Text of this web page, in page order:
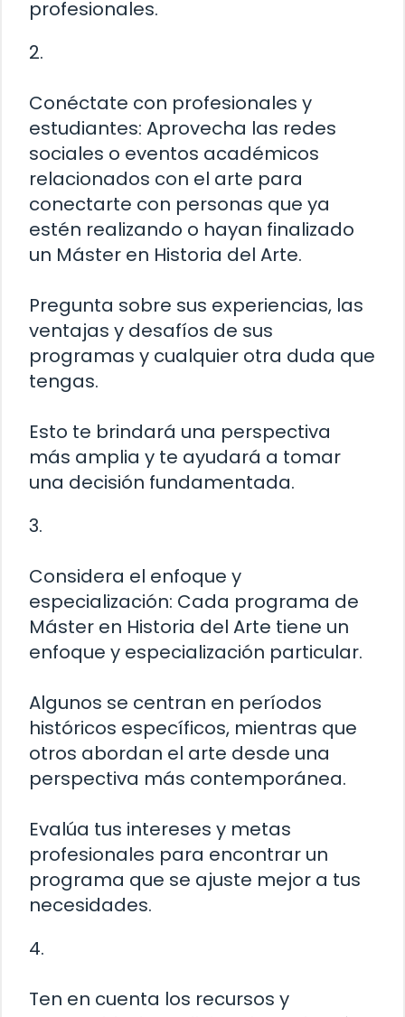
profesionales.
2.
Conéctate con profesionales y
estudiantes: Aprovecha las redes
sociales o eventos académicos
relacionados con el arte para
conectarte con personas que ya
estén realizando o hayan finalizado
un Máster en Historia del Arte.
Pregunta sobre sus experiencias, las
ventajas y desafíos de sus
programas y cualquier otra duda que
tengas.
Esto te brindará una perspectiva
más amplia y te ayudará a tomar
una decisión fundamentada.
3.
Considera el enfoque y
especialización: Cada programa de
Máster en Historia del Arte tiene un
enfoque y especialización particular.
Algunos se centran en períodos
históricos específicos, mientras que
otros abordan el arte desde una
perspectiva más contemporánea.
Evalúa tus intereses y metas
profesionales para encontrar un
programa que se ajuste mejor a tus
necesidades.
4.
Ten en cuenta los recursos y